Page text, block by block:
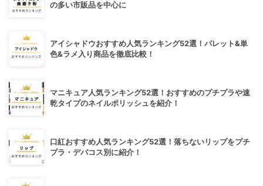
の多い市販品を中心に
アイシャドウおすすめ人気ランキング52選！パレット&単
色&ラメ入り商品を徹底比較！
マニキュア人気ランキング52選！おすすめのプチプラや速
乾タイプのネイルポリッシュを紹介！
口紅おすすめ人気ランキング52選！落ちないリップをプチ
プラ・デパコス別に紹介！